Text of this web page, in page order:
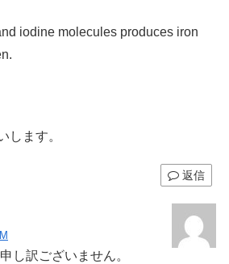
iodine molecules produces iron
します。
返信
し訳ございません。